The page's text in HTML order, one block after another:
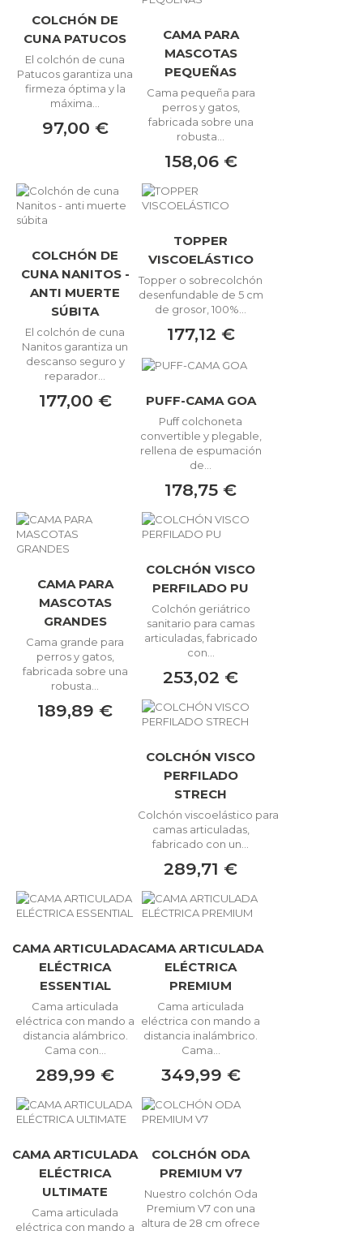
COLCHÓN DE
CUNA PATUCOS
El colchón de cuna
Patucos garantiza una
firmeza óptima y la
máxima...
97,00 €
CAMA PARA
MASCOTAS
PEQUEÑAS
Cama pequeña para
perros y gatos,
fabricada sobre una
robusta...
158,06 €
COLCHÓN DE
CUNA NANITOS -
ANTI MUERTE
SÚBITA
El colchón de cuna
Nanitos garantiza un
descanso seguro y
reparador...
177,00 €
TOPPER
VISCOELÁSTICO
Topper o sobrecolchón
desenfundable de 5 cm
de grosor, 100%...
177,12 €
PUFF-CAMA GOA
Puff colchoneta
convertible y plegable,
rellena de espumación
de...
178,75 €
CAMA PARA
MASCOTAS
GRANDES
Cama grande para
perros y gatos,
fabricada sobre una
robusta...
189,89 €
COLCHÓN VISCO
PERFILADO PU
Colchón geriátrico
sanitario para camas
articuladas, fabricado
con...
253,02 €
COLCHÓN VISCO
PERFILADO
STRECH
Colchón viscoelástico para
camas articuladas,
fabricado con un...
289,71 €
CAMA ARTICULADA
ELÉCTRICA
ESSENTIAL
Cama articulada
eléctrica con mando a
distancia alámbrico.
Cama con...
289,99 €
CAMA ARTICULADA
ELÉCTRICA
PREMIUM
Cama articulada
eléctrica con mando a
distancia inalámbrico.
Cama...
349,99 €
CAMA ARTICULADA
ELÉCTRICA
ULTIMATE
Cama articulada
eléctrica con mando a
COLCHÓN ODA
PREMIUM V7
Nuestro colchón Oda
Premium V7 con una
altura de 28 cm ofrece